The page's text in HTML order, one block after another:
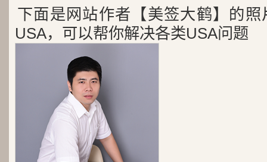
下面是网站作者【美签大鹤】的
USA，可以帮你解决各类USA问题